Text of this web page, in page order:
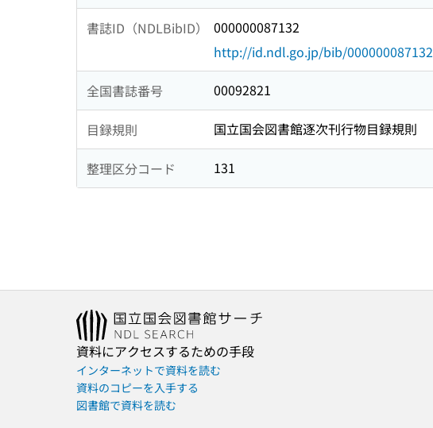
書誌ID（NDLBibID）
000000087132
http://id.ndl.go.jp/bib/000000087132
全国書誌番号 00092821
目録規則 国立国会図書館逐次刊行物目録規則
整理区分コード 131
資料にアクセスするための手段
インターネットで資料を読む
資料のコピーを入手する
図書館で資料を読む